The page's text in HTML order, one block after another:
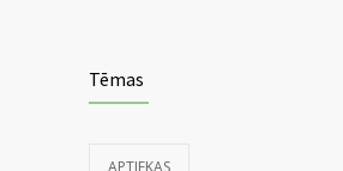
Tēmas
APTIEKAS